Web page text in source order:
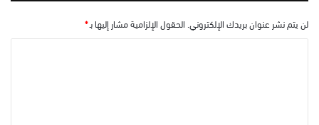
لن يتم نشر عنوان بريدك الإلكتروني. الحقول الإلزامية مشار إليها بـ*